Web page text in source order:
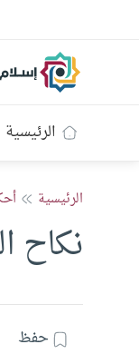
الرئيسية
الرئيسية
نكاح
حفظ